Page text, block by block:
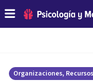
Organizaciones,